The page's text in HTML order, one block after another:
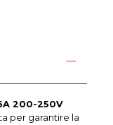
200-250V
per garantire la